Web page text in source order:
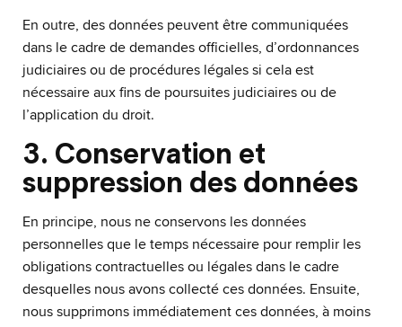
En outre, des données peuvent être communiquées
dans le cadre de demandes officielles, d’ordonnances
judiciaires ou de procédures légales si cela est
nécessaire aux fins de poursuites judiciaires ou de
l’application du droit.
3. Conservation et
suppression des données
En principe, nous ne conservons les données
personnelles que le temps nécessaire pour remplir les
obligations contractuelles ou légales dans le cadre
desquelles nous avons collecté ces données. Ensuite,
nous supprimons immédiatement ces données, à moins